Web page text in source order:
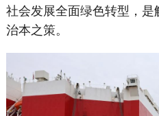
社会发展全面绿色转型，
治本之策。